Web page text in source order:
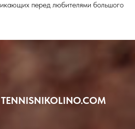
перед любителями большого